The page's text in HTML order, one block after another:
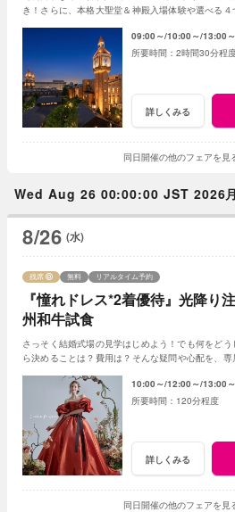
き！さらに、本格大聖堂＆神殿入場体験や選べる４
09:00～ 10:00～ 13:00～
2時間30分程
詳しくみる
同日開催の他のフェアを見
Wed Aug 26 00:00:00 JST 2026
8/26 (水)
『憧れドレス*2着優待』光降り
州和牛試食
残席 無料 リアルタイム予約
さっそく結婚式場の見学はじめよう！でも何をど
ら決めることは？費用は？そんな疑問や心配を、
10:00～ 12:00～ 13:00～
120分程度
詳しくみる
同日開催の他のフェアを見